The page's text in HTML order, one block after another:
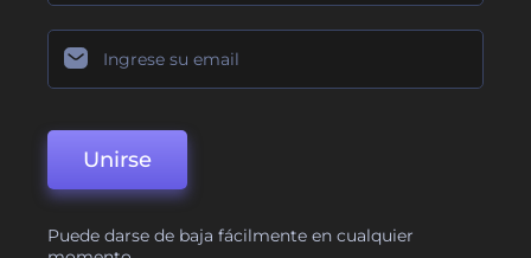
Unirse
Puede darse de baja fácilmente en cualquier